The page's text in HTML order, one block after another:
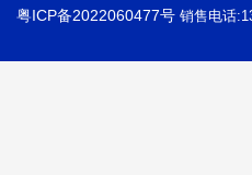
粤ICP备2022060477号 销售电话